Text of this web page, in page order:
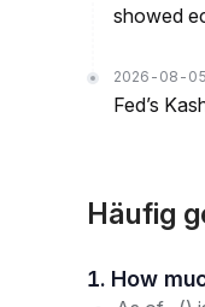
showed
2026-08-
Fed’s
Häufig